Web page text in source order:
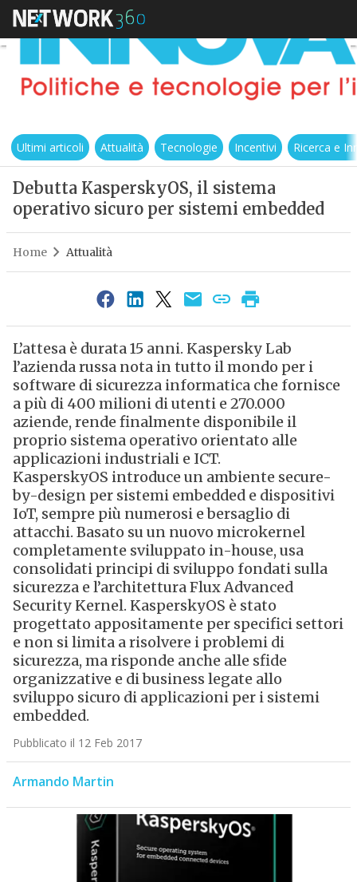
Ultimi articoli Attualità Tecnologie Incentivi Ricerca e
Debutta KasperskyOS, il sistema
operativo sicuro per sistemi embedded
Home Attualità
L’attesa è durata 15 anni. Kaspersky Lab
l’azienda russa nota in tutto il mondo per i
software di sicurezza informatica che fornisce
a più di 400 milioni di utenti e 270.000
aziende, rende finalmente disponibile il
proprio sistema operativo orientato alle
applicazioni industriali e ICT.
KasperskyOS introduce un ambiente secure-
by-design per sistemi embedded e dispositivi
IoT, sempre più numerosi e bersaglio di
attacchi. Basato su un nuovo microkernel
completamente sviluppato in-house, usa
consolidati principi di sviluppo fondati sulla
sicurezza e l’architettura Flux Advanced
Security Kernel. KasperskyOS è stato
progettato appositamente per specifici settori
e non si limita a risolvere i problemi di
sicurezza, ma risponde anche alle sfide
organizzative e di business legate allo
sviluppo sicuro di applicazioni per i sistemi
embedded.
Pubblicato il 12 Feb 2017
Armando Martin